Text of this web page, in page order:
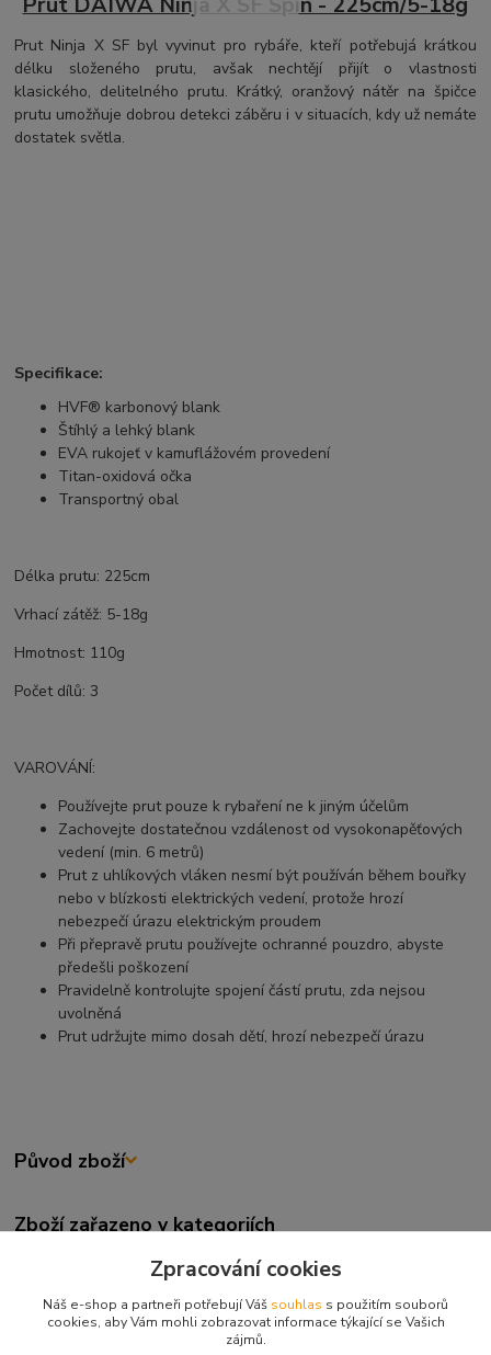
Prut Ninja X SF byl vyvinut pro rybáře, kteří potřebujá krátkou
délku složeného prutu, avšak nechtějí přijít o vlastnosti
klasického, delitelného prutu. Krátký, oranžový nátěr na špičce
prutu umožňuje dobrou detekci záběru i v situacích, kdy už nemáte
dostatek světla.
Specifikace:
HVF® karbonový blank
Štíhlý a lehký blank
EVA rukojeť v kamuflážovém provedení
Titan-oxidová očka
Transportný obal
Délka prutu: 225cm
Vrhací zátěž: 5-18g
Hmotnost: 110g
Počet dílů: 3
VAROVÁNÍ:
Používejte prut pouze k rybaření ne k jiným účelům
Zachovejte dostatečnou vzdálenost od vysokonapěťových
vedení (min. 6 metrů)
Prut z uhlíkových vláken nesmí být používán během bouřky
nebo v blízkosti elektrických vedení, protože hrozí
nebezpečí úrazu elektrickým proudem
Při přepravě prutu používejte ochranné pouzdro, abyste
předešli poškození
Pravidelně kontrolujte spojení částí prutu, zda nejsou
uvolněná
Prut udržujte mimo dosah dětí, hrozí nebezpečí úrazu
Původ zboží
Zboží zařazeno v kategoriích
Přívlačové pruty
Přívlačové
DAIWA
Zpracování cookies
Náš e-shop a partneři potřebují Váš souhlas s použitím souborů
cookies, aby Vám mohli zobrazovat informace týkající se Vašich
zájmů.